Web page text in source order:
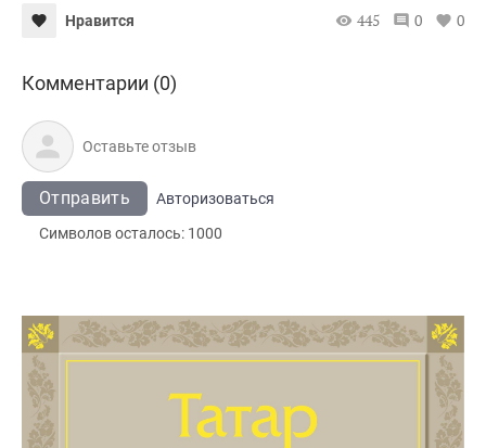
Нравится 445 0 0
Комментарии (0)
Отправить
Авторизоваться
Символов осталось: 1000